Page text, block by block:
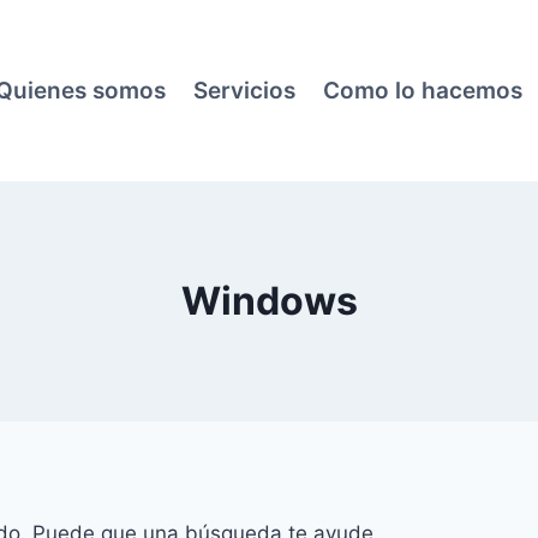
somos Servicios Como lo hacemos
Windows
Puede que una búsqueda te ayude.